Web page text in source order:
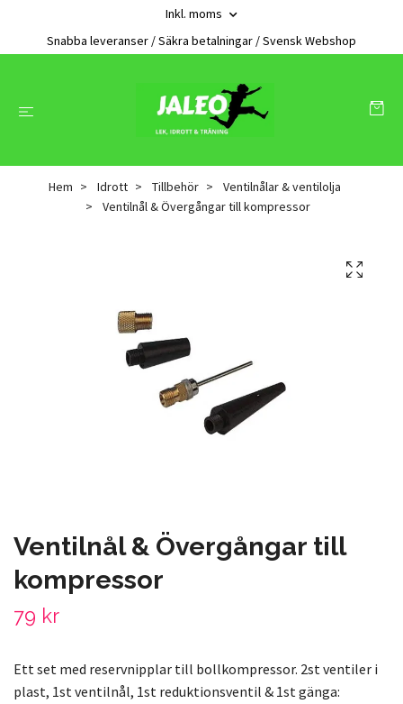
Inkl. moms
Snabba leveranser / Säkra betalningar / Svensk Webshop
Hem Idrott Tillbehör
Ventilnålar & ventilolja
Ventilnål & Övergångar till kompressor
Ventilnål & Övergångar till
kompressor
79 kr
Ett set med reservnipplar till bollkompressor. 2st ventiler i
plast, 1st ventilnål, 1st reduktionsventil & 1st gänga: